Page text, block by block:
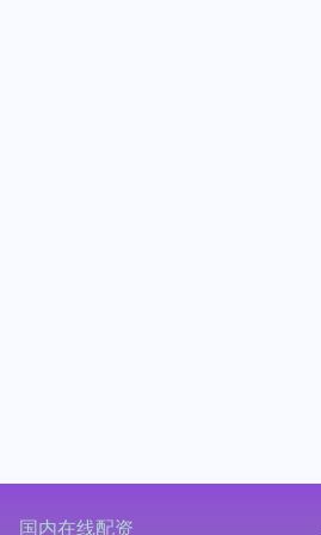
国内在线配资